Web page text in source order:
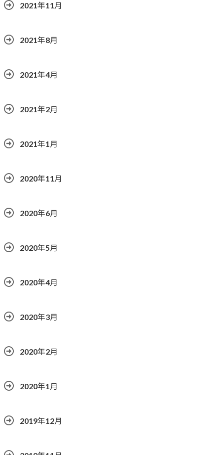
2021年11月
2021年8月
2021年4月
2021年2月
2021年1月
2020年11月
2020年6月
2020年5月
2020年4月
2020年3月
2020年2月
2020年1月
2019年12月